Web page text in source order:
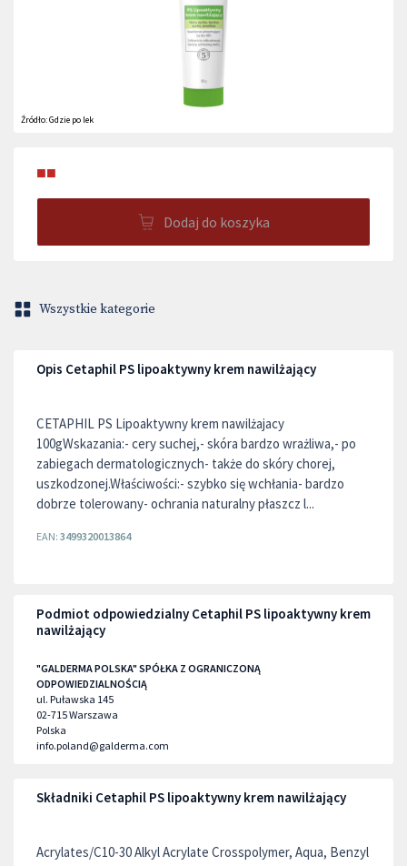
Źródło:Gdzie po lek
■■
Dodaj do koszyka
Wszystkie kategorie
Opis Cetaphil PS lipoaktywny krem nawilżający
CETAPHIL PS Lipoaktywny krem nawilżajacy
100gWskazania:- cery suchej,- skóra bardzo wrażliwa,- po
zabiegach dermatologicznych- także do skóry chorej,
uszkodzonej.Właściwości:- szybko się wchłania- bardzo
dobrze tolerowany- ochrania naturalny płaszcz l...
EAN: 3499320013864
Podmiot odpowiedzialny Cetaphil PS lipoaktywny krem
nawilżający
"GALDERMA POLSKA" SPÓŁKA Z OGRANICZONĄ
ODPOWIEDZIALNOŚCIĄ
ul. Puławska 145
02-715Warszawa
Polska
info.poland@galderma.com
Składniki Cetaphil PS lipoaktywny krem nawilżający
Acrylates/C10-30 Alkyl Acrylate Crosspolymer, Aqua, Benzyl